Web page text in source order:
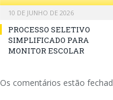
10 DE JUNHO DE 2026
PROCESSO SELETIVO
SIMPLIFICADO PARA
MONITOR ESCOLAR
Os comentários estão